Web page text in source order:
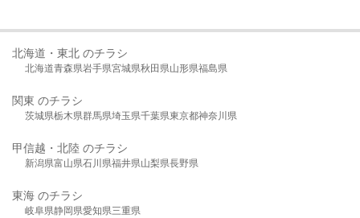
北海道・東北 のチラシ
北海道青森県岩手県宮城県秋田県山形県福島県
関東 のチラシ
茨城県栃木県群馬県埼玉県千葉県東京都神奈川県
甲信越・北陸 のチラシ
新潟県富山県石川県福井県山梨県長野県
東海 のチラシ
岐阜県静岡県愛知県三重県